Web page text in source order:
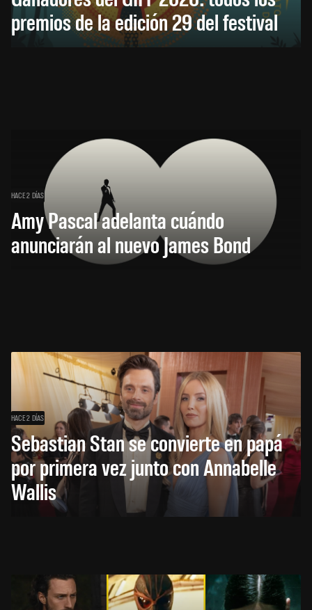
premios de la edición 29 del festival
HACE 2 DÍAS
Amy Pascal adelanta cuándo
anunciarán al nuevo James Bond
HACE 2 DÍAS
Sebastian Stan se convierte en papá
por primera vez junto con Annabelle
Wallis